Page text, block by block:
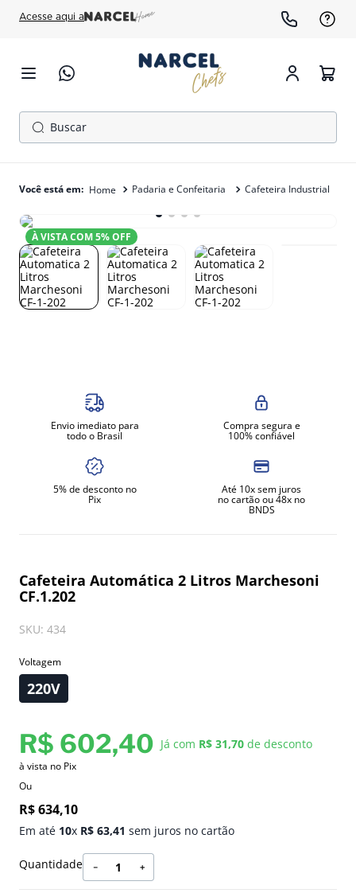
Acesse aqui a
Buscar
Padaria e Confeitaria Cafeteira Industrial
À VISTA COM5% OFF
Envio imediato para
todo o Brasil
Compra segura e
100% confiável
5% de desconto no
Pix
Até 10x sem juros
no cartão ou 48x no
BNDS
Cafeteira Automática 2 Litros Marchesoni
CF.1.202
SKU: 434
Voltagem
220V
R$ 602,40 Já com R$ 31,70 de desconto
à vista no Pix
Ou
R$634,10
Em até 10x R$ 63,41 sem juros no cartão
Quantidade ＋
－
1º
cafeteira
3º
freezer
4º
fogão
5º
forno
amassadeira
prato